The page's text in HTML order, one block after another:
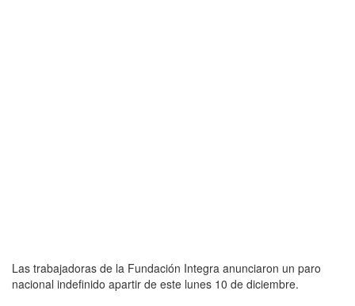
Las trabajadoras de la Fundación Integra anunciaron un paro
nacional indefinido apartir de este lunes 10 de diciembre.